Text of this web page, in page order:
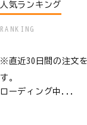
人気ランキング
RANKING
※直近30日間の注文
す。
ローディング中...